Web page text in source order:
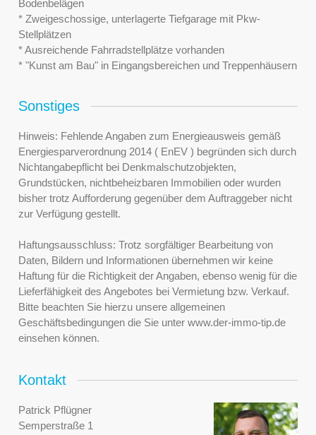
Bodenbelägen
* Zweigeschossige, unterlagerte Tiefgarage mit Pkw-
Stellplätzen
* Ausreichende Fahrradstellplätze vorhanden
* "Kunst am Bau" in Eingangsbereichen und Treppenhäusern
Sonstiges
Hinweis: Fehlende Angaben zum Energieausweis gemäß
Energiesparverordnung 2014 ( EnEV ) begründen sich durch
Nichtangabepflicht bei Denkmalschutzobjekten,
Grundstücken, nichtbeheizbaren Immobilien oder wurden
bisher trotz Aufforderung gegenüber dem Auftraggeber nicht
zur Verfügung gestellt.
Haftungsausschluss: Trotz sorgfältiger Bearbeitung von
Daten, Bildern und Informationen übernehmen wir keine
Haftung für die Richtigkeit der Angaben, ebenso wenig für die
Lieferfähigkeit des Angebotes bei Vermietung bzw. Verkauf.
Bitte beachten Sie hierzu unsere allgemeinen
Geschäftsbedingungen die Sie unter www.der-immo-tip.de
einsehen können.
Kontakt
Patrick Pflügner
Semperstraße 1